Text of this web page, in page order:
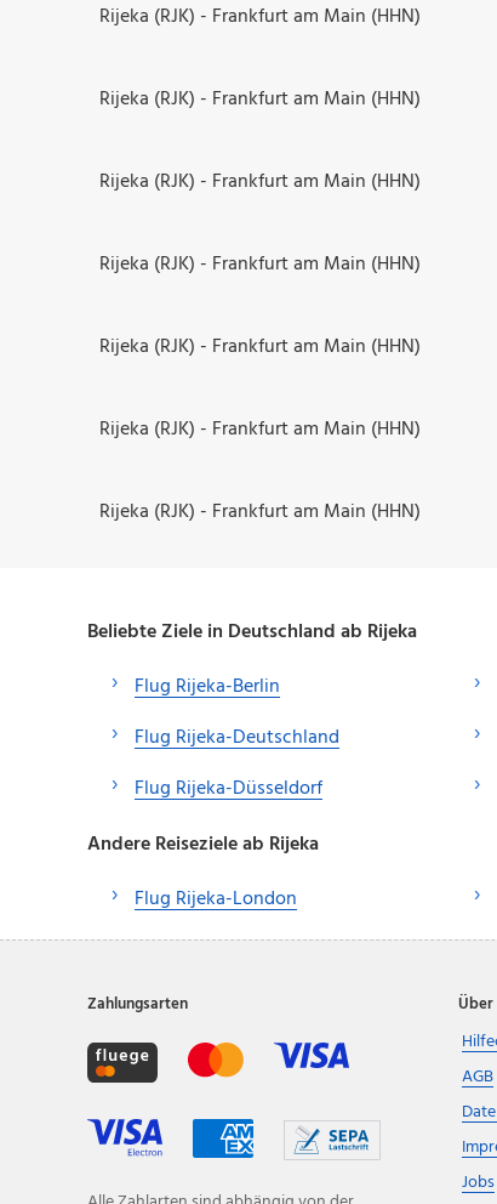
Rijeka (RJK) - Frankfurt am Main (HHN)
Rijeka (RJK) - Frankfurt am Main (HHN)
Rijeka (RJK) - Frankfurt am Main (HHN)
Rijeka (RJK) - Frankfurt am Main (HHN)
Rijeka (RJK) - Frankfurt am Main (HHN)
Rijeka (RJK) - Frankfurt am Main (HHN)
Rijeka (RJK) - Frankfurt am Main (HHN)
Beliebte Ziele in Deutschland ab Rijeka
Flug Rijeka-Berlin
Flug Rijeka-Deutschland
Flug Rijeka-Düsseldorf
Andere Reiseziele ab Rijeka
Flug Rijeka-London